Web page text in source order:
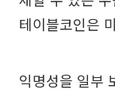
테이블코인은
익명성을 일부